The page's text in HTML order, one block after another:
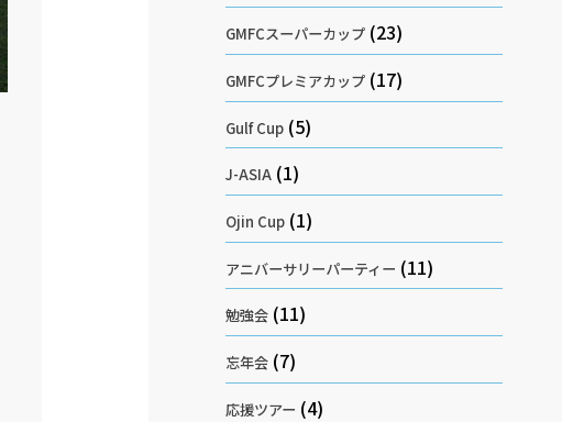
GMFCスーパーカップ(23)
GMFCプレミアカップ(17)
Gulf Cup(5)
J-ASIA(1)
Ojin Cup(1)
アニバーサリーパーティー (11)
勉強会(11)
忘年会(7)
応援ツアー (4)